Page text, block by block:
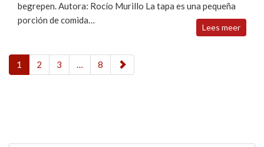
begrepen. Autora: Rocío Murillo La tapa es una pequeña
porción de comida…
Lees meer
1 2 3 … 8